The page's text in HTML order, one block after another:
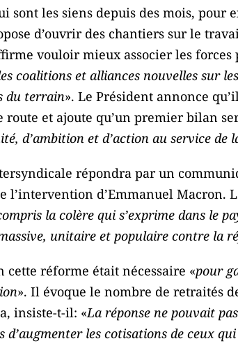
sont les siens depuis des mois, pour
d’ouvrir des chantiers sur le
vouloir mieux associer les
coalitions et alliances nouvelles sur
du terrain». Le Président annonce
et ajoute qu’un premier bilan
d’ambition et d’action au service de
répondra par un
l’intervention d’Emmanuel Macron.
la colère qui s’exprime dans le
unitaire et populaire contre la
cette réforme était nécessaire «pour
». Il évoque le nombre de retraités
insiste-t-il: «La réponse ne pouvait
d’augmenter les cotisations de ceux